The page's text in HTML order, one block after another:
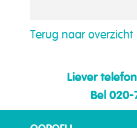
Terug naar overzicht
Liever
Bel